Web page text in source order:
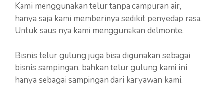
Kami menggunakan telur tanpa campuran air,
hanya saja kami memberinya sedikit penyedap rasa.
Untuk saus nya kami menggunakan delmonte.
Bisnis telur gulung juga bisa digunakan sebagai
bisnis sampingan, bahkan telur gulung kami ini
hanya sebagai sampingan dari karyawan kami.